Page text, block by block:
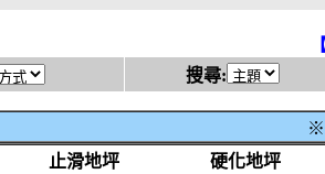
搜尋:
※
止滑地坪
硬化地坪